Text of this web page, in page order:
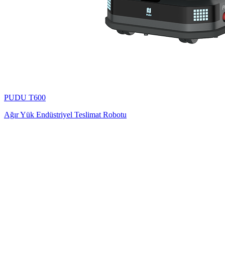
PUDU T600
Ağır Yük Endüstriyel Teslimat Robotu